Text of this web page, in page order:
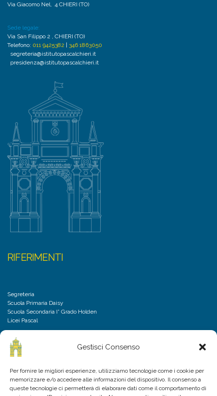
Gestisci Consenso
Per fornire le migliori esperienze, utilizziamo tecnologie come i cookie per
memorizzare e/o accedere alle informazioni del dispositivo. Il consenso a
queste tecnologie ci permetterà di elaborare dati come il comportamento di
Via Giacomo Nel, 4 CHIERI (TO)
Sede legale:
Via San Filippo 2 , CHIERI (TO)
Telefono: 011 9425382 | 346 1863050
segreteria@istitutopascalchieri.it
presidenza@istitutopascalchieri.it
RIFERIMENTI
Segreteria
Scuola Primaria Daisy
Scuola Secondaria I° Grado Holden
Licei Pascal
DISCLAIMER
Privacy Policy